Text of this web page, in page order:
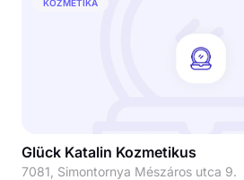
KOZMETIKA
Glück Katalin Kozmetikus
7081, Simontornya Mészáros utca 9.